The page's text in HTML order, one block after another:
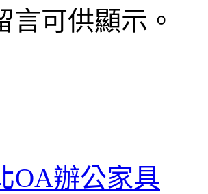
言可供顯示。
OA辦公家具